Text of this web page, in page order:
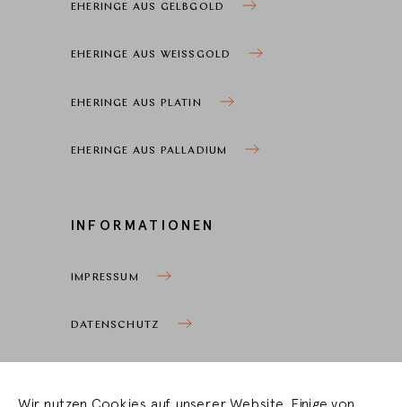
EHERINGE AUS GELBGOLD
EHERINGE AUS WEISSGOLD
EHERINGE AUS PLATIN
EHERINGE AUS PALLADIUM
INFORMATIONEN
IMPRESSUM
DATENSCHUTZ